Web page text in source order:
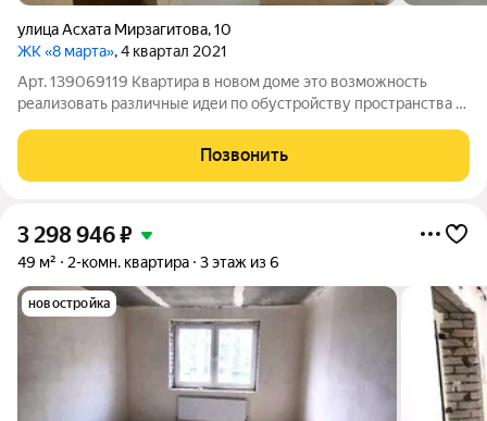
улица Асхата Мирзагитова,10
ЖК «8 марта», 4 квартал 2021
Арт. 139069119 Квартира в новом доме это возможность
реализовать различные идеи по обустройству пространства с
квартиры составляет 40,9 кв.м. Просторная комната площадью
16,3 кв.м., уютная
Позвонить
3 298 946₽
49 м² 2-комн. квартира 3 этаж из 6
новостройка